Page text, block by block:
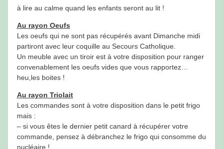
à lire au calme quand les enfants seront au lit !
Au rayon Oeufs
Les oeufs qui ne sont pas récupérés avant Dimanche midi
partiront avec leur coquille au Secours Catholique.
Un meuble avec un tiroir est à votre disposition pour ranger
convenablement les oeufs vides que vous rapportez…
heu,les boites !
Au rayon Triolait
Les commandes sont à votre disposition dans le petit frigo
mais :
– si vous êtes le dernier petit canard à récupérer votre
commande, pensez à débranchez le frigo qui consomme du
nucléaire !